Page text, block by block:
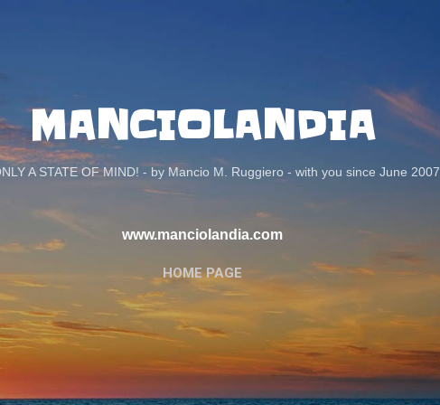
MANCIOLANDIA
A STATE OF MIND! - by Mancio M. Ruggiero - with you since June 2007
www.manciolandia.com
HOME PAGE